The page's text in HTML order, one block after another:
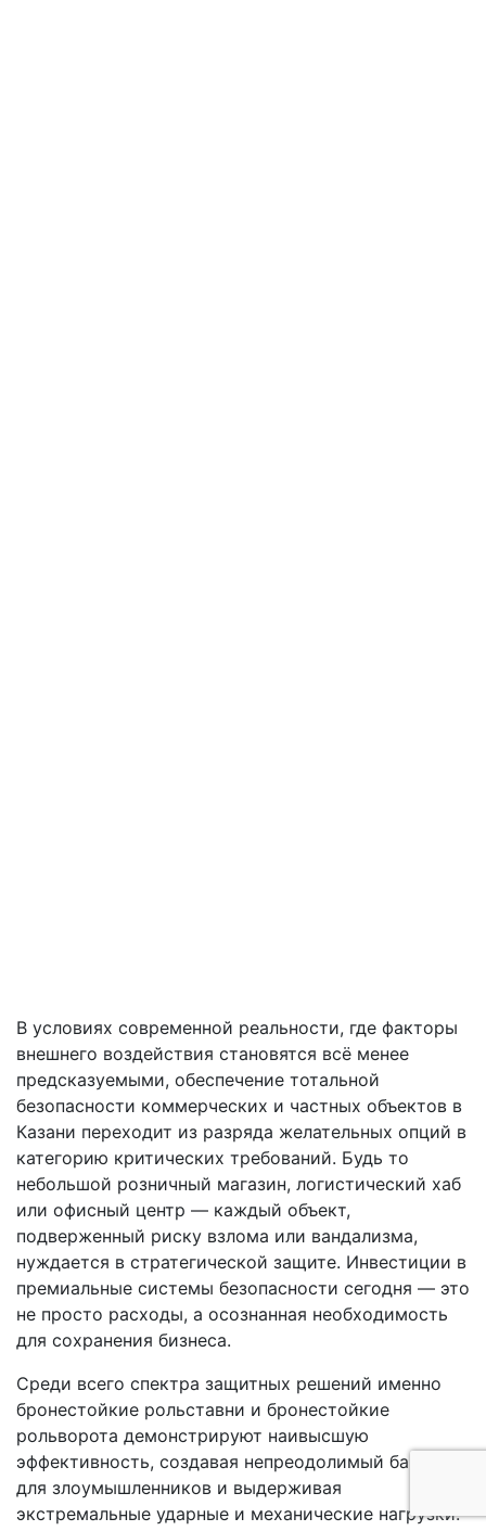
В условиях современной реальности, где факторы
внешнего воздействия становятся всё менее
предсказуемыми, обеспечение тотальной
безопасности коммерческих и частных объектов в
Казани переходит из разряда желательных опций в
категорию критических требований. Будь то
небольшой розничный магазин, логистический хаб
или офисный центр — каждый объект,
подверженный риску взлома или вандализма,
нуждается в стратегической защите. Инвестиции в
премиальные системы безопасности сегодня — это
не просто расходы, а осознанная необходимость
для сохранения бизнеса.
Среди всего спектра защитных решений именно
бронестойкие рольставни и бронестойкие
рольворота демонстрируют наивысшую
эффективность, создавая непреодолимый барьер
для злоумышленников и выдерживая
экстремальные ударные и механические нагрузки.